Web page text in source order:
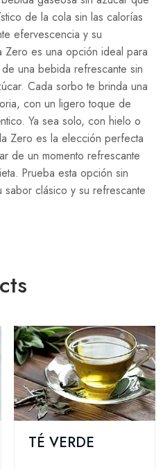
de la cola sin las calorías
efervescencia y su
es una opción ideal para
una bebida refrescante sin
Cada sorbo te brinda una
con un ligero toque de
Ya sea solo, con hielo o
Zero es la elección perfecta
de un momento refrescante
Prueba esta opción sin
clásico y su refrescante
TÉ VERDE